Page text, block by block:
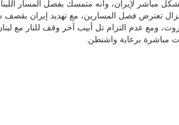
بشكل مباشر لإيران، وأنه متمسك بفصل المسار
تزال تعترض فصل المسارين، مع تهديد إيران
ومع عدم التزام تل أبيب آخر وقف للنار مع
مباشرة برعاية واشنطن.